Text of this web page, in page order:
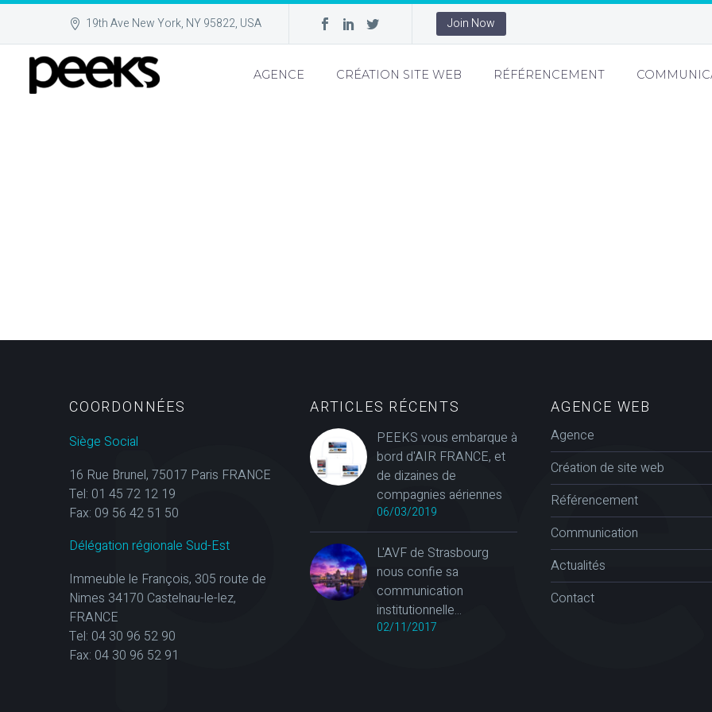
19th Ave New York, NY 95822, USA Join Now
AGENCE CRÉATION SITE WEB RÉFÉRENCEMENT
COORDONNÉES
Siège Social
16 Rue Brunel, 75017 Paris FRANCE
Tel: 01 45 72 12 19
Fax: 09 56 42 51 50
Délégation régionale Sud-Est
Immeuble le François, 305 route de
Nimes 34170 Castelnau-le-lez,
FRANCE
Tel: 04 30 96 52 90
Fax: 04 30 96 52 91
ARTICLES RÉCENTS
PEEKS vous embarque à
bord d'AIR FRANCE, et
de dizaines de
compagnies aériennes
06/03/2019
L'AVF de Strasbourg
nous confie sa
communication
institutionnelle...
02/11/2017
AGENCE WEB
Agence
Création de site web
Référencement
Communication
Actualités
Contact